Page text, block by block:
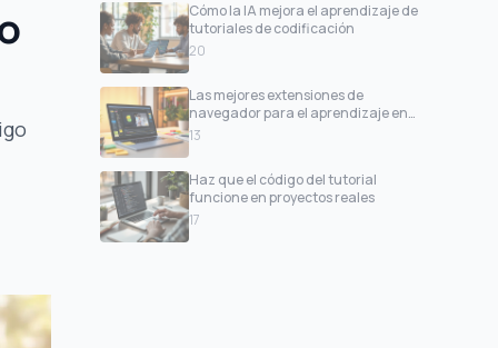
Cómo la IA mejora el aprendizaje de
tutoriales de codificación
20
Las mejores extensiones de
navegador para el aprendizaje en
video de desarrolladores
13
Haz que el código del tutorial
funcione en proyectos reales
17